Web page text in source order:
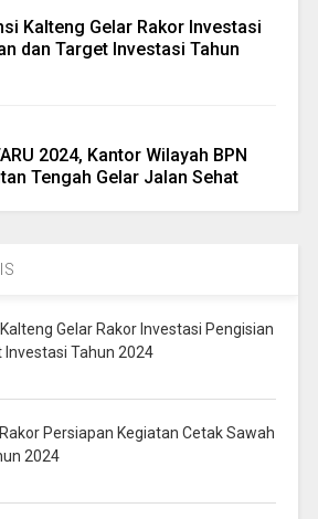
Kalteng Gelar Rakor Investasi
dan Target Investasi Tahun
2024, Kantor Wilayah BPN
Tengah Gelar Jalan Sehat
Gelar Rakor Investasi Pengisian
Tahun 2024
Persiapan Kegiatan Cetak Sawah
2024